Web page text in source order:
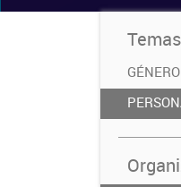
Temas